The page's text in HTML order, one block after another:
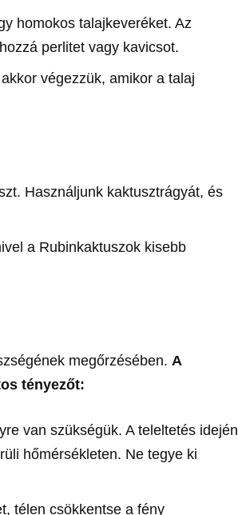
homokos talajkeveréket. Az
perlitet vagy kavicsot.
végezzük, amikor a talaj
Használjunk kaktusztrágyát, és
a Rubinkaktuszok kisebb
megőrzésében.A
tényezőt:
van szükségük. A teleltetés idején
hőmérsékleten. Ne tegye ki
télen csökkentse a fény